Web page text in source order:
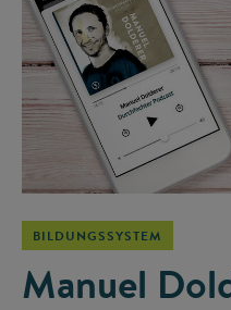
BILDUNGSSYSTEM
Manuel